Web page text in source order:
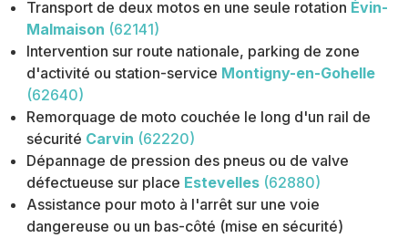
Transport de deux motos en une seule rotation Évin-
Malmaison (62141)
Intervention sur route nationale, parking de zone
d'activité ou station-service Montigny-en-Gohelle
(62640)
Remorquage de moto couchée le long d'un rail de
sécurité Carvin (62220)
Dépannage de pression des pneus ou de valve
défectueuse sur place Estevelles (62880)
Assistance pour moto à l'arrêt sur une voie
dangereuse ou un bas-côté (mise en sécurité)